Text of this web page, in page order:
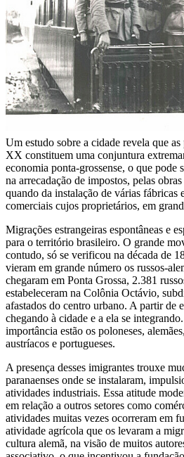
Um estudo sobre a cidade revela que
XX constituem uma conjuntura
economia ponta-grossense, o que pode
na arrecadação de impostos, pelas
quando da instalação de várias fábricas
comerciais cujos proprietários, em
Migrações estrangeiras espontâneas e
para o território brasileiro. O grande
contudo, só se verificou na década de
vieram em grande número os russos-
chegaram em Ponta Grossa, 2.381
estabeleceram na Colônia Octávio,
afastados do centro urbano. A partir de
chegando à cidade e a ela se
importância estão os poloneses,
austríacos e portugueses.
A presença desses imigrantes trouxe
paranaenses onde se instalaram,
atividades industriais. Essa atitude
em relação a outros setores como
atividades muitas vezes ocorreram em
atividade agrícola que os levaram a
cultura alemã, na visão de muitos